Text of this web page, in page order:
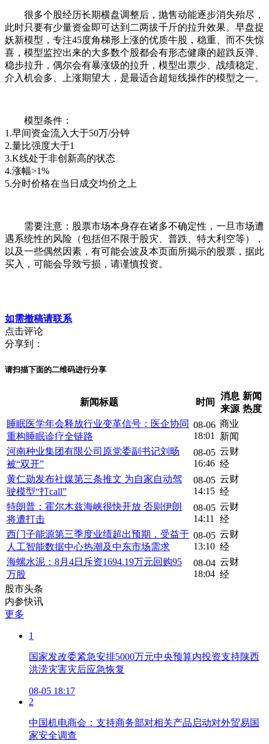
很多个股经历长期横盘调整后，抛售动能逐步消失殆尽，
此时只要有少量资金即可达到二两拔千斤的拉升效果。早盘捉
妖新模型，专注45度角梯形上涨的优质牛股，稳重、而不失惊
喜，模型监控出来的大多数个股都会有形态健康的超跌反弹、
稳步拉升，偶尔会有暴涨级的拉升，模型出票少、战绩稳定、
介入机会多、上涨期望大，是最适合超短线操作的模型之一。
模型条件：
1.早间资金流入大于50万/分钟
2.量比强度大于1
3.K线处于非创新高的状态
4.涨幅>1%
5.分时价格在当日成交均价之上
需要注意：股票市场本身存在诸多不确定性，一旦市场遭
遇系统性的风险（包括但不限于股灾、普跌、特大利空等），
以及一些偶然因素，有可能会波及本页面所揭示的股票，据此
买入，可能会导致亏损，请谨慎投资。
如需撤稿请联系
点击评论
分享到：
请扫描下面的二维码进行分享
新闻标题 时间
消息
来源
新闻
热度
睡眠医学年会释放行业变革信号：医企协同
重构睡眠诊疗全链路
08-06
18:01
商业
新闻
河南种业集团有限公司原党委副书记刘旸
被“双开”
08-05
16:46
云财
经
黄仁勋发布社媒第三条推文 为自家自动驾
驶模型“打call”
08-05
14:15
云财
经
特朗普：霍尔木兹海峡很快开放 否则伊朗
将遭打击
08-05
14:11
云财
经
西门子能源第三季度业绩超出预期，受益于
人工智能数据中心热潮及中东市场需求
08-05
13:10
云财
经
海螺水泥：8月4日斥资1694.19万元回购95
万股
08-04
18:04
云财
经
股市头条
内参快讯
更多
1
国家发改委紧急安排5000万元中央预算内投资支持陕西
洪涝灾害灾后应急恢复
08-05 18:17
2
中国机电商会：支持商务部对相关产品启动对外贸易国
家安全调查